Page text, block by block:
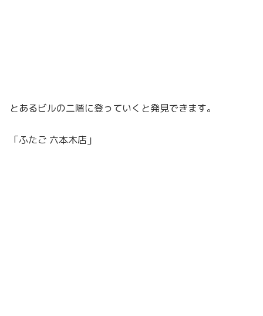
とあるビルの二階に登っていくと発見できます。
「ふたご 六本木店」